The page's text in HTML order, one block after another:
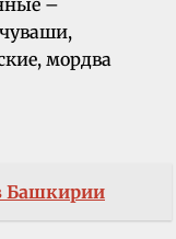
–
мордва
Башкирии